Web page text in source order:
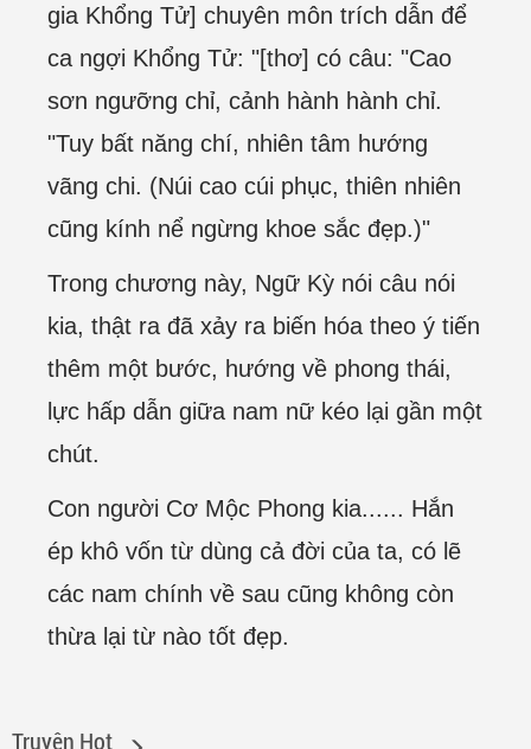
gia Khổng Tử] chuyên môn trích dẫn để
ca ngợi Khổng Tử: "[thơ] có câu: "Cao
sơn ngưỡng chỉ, cảnh hành hành chỉ.
"Tuy bất năng chí, nhiên tâm hướng
vãng chi. (Núi cao cúi phục, thiên nhiên
cũng kính nể ngừng khoe sắc đẹp.)"
Trong chương này, Ngữ Kỳ nói câu nói
kia, thật ra đã xảy ra biến hóa theo ý tiến
thêm một bước, hướng về phong thái,
lực hấp dẫn giữa nam nữ kéo lại gần một
chút.
Con người Cơ Mộc Phong kia...... Hắn
ép khô vốn từ dùng cả đời của ta, có lẽ
các nam chính về sau cũng không còn
thừa lại từ nào tốt đẹp.
Truyện Hot